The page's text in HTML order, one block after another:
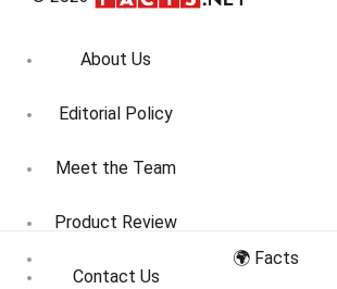
About Us
Editorial Policy
Meet the Team
Product Review
Contact Us
🌍 Facts